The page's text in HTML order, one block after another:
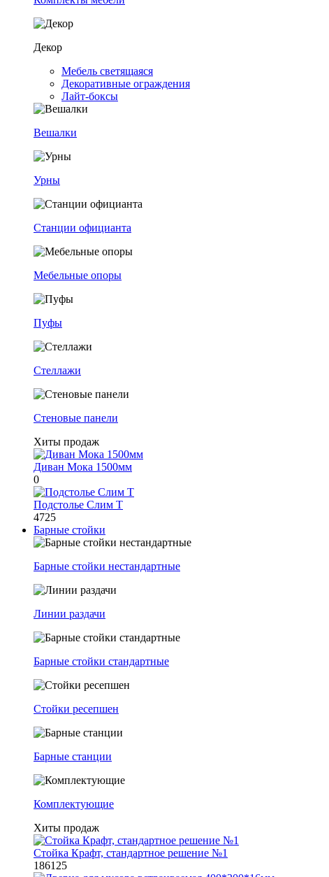
Декор
Мебель светящаяся
Декоративные ограждения
Лайт-боксы
Вешалки
Урны
Станции официанта
Мебельные опоры
Пуфы
Стеллажи
Стеновые панели
Хиты продаж
Диван Мока 1500мм
0
Подстолье Слим Т
4725
Барные стойки
Барные стойки нестандартные
Линии раздачи
Барные стойки стандартные
Стойки ресепшен
Барные станции
Комплектующие
Хиты продаж
Стойка Крафт, стандартное решение №1
186125